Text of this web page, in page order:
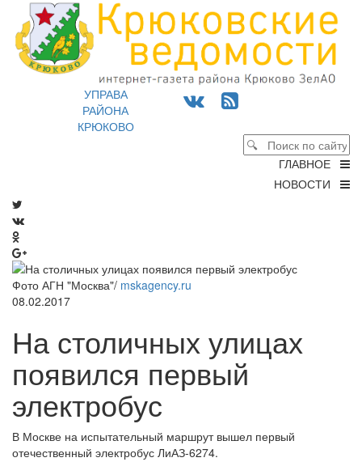
УПРАВА
РАЙОНА
КРЮКОВО
ГЛАВНОЕ
НОВОСТИ
Фото АГН "Москва"/ mskagency.ru
08.02.2017
На столичных улицах
появился первый
электробус
В Москве на испытательный маршрут вышел первый
отечественный электробус ЛиАЗ-6274.